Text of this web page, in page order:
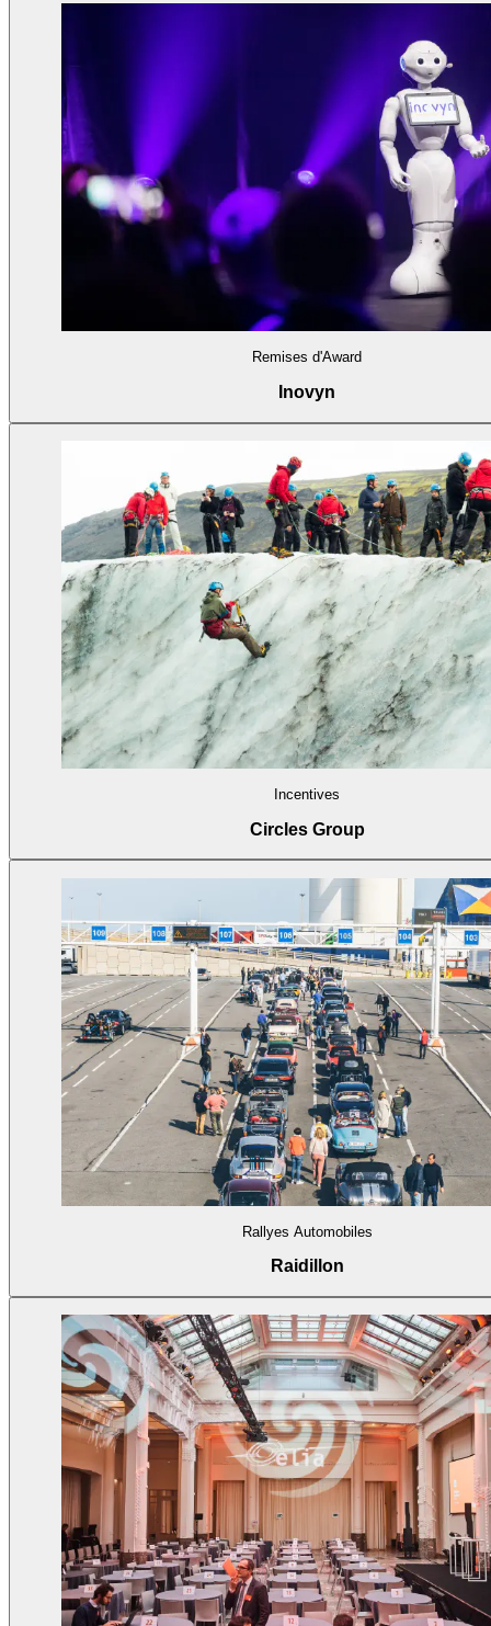
Remises d'Award
Inovyn
Incentives
Circles Group
Rallyes Automobiles
Raidillon